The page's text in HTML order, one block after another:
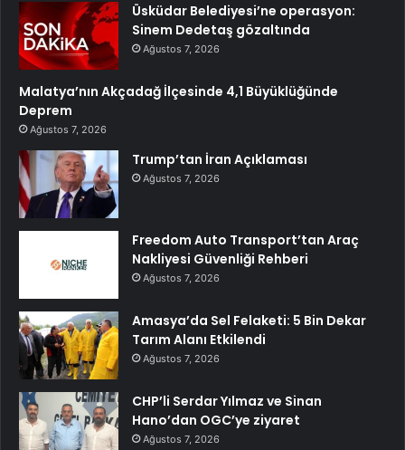
Üsküdar Belediyesi’ne operasyon:
Sinem Dedetaş gözaltında
Ağustos 7, 2026
Malatya’nın Akçadağ İlçesinde 4,1 Büyüklüğünde
Deprem
Ağustos 7, 2026
Trump’tan İran Açıklaması
Ağustos 7, 2026
Freedom Auto Transport’tan Araç
Nakliyesi Güvenliği Rehberi
Ağustos 7, 2026
Amasya’da Sel Felaketi: 5 Bin Dekar
Tarım Alanı Etkilendi
Ağustos 7, 2026
CHP’li Serdar Yılmaz ve Sinan
Hano’dan OGC’ye ziyaret
Ağustos 7, 2026